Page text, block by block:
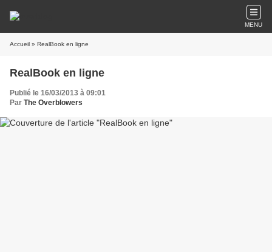
MENU
Accueil » RealBook en ligne
RealBook en ligne
Publié le 16/03/2013 à 09:01
Par The Overblowers